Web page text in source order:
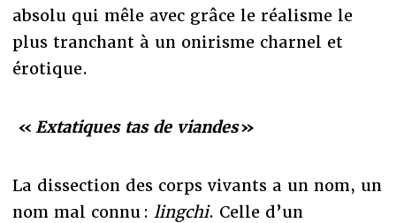
absolu qui mêle avec grâce le réalisme le
plus tranchant à un onirisme charnel et
érotique.
« Extatiques tas de viandes»
La dissection des corps vivants a un nom, un
nom mal connu : lingchi. Celle d’un